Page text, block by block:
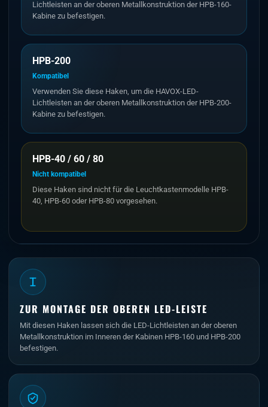
Lichtleisten an der oberen Metallkonstruktion der HPB-160-
Kabine zu befestigen.
HPB-200
Kompatibel
Verwenden Sie diese Haken, um die HAVOX-LED-
Lichtleisten an der oberen Metallkonstruktion der HPB-200-
Kabine zu befestigen.
HPB-40 / 60 / 80
Nicht kompatibel
Diese Haken sind nicht für die Leuchtkastenmodelle HPB-
40, HPB-60 oder HPB-80 vorgesehen.
ZUR MONTAGE DER OBEREN LED-LEISTE
Mit diesen Haken lassen sich die LED-Lichtleisten an der oberen
Metallkonstruktion im Inneren der Kabinen HPB-160 und HPB-200
befestigen.